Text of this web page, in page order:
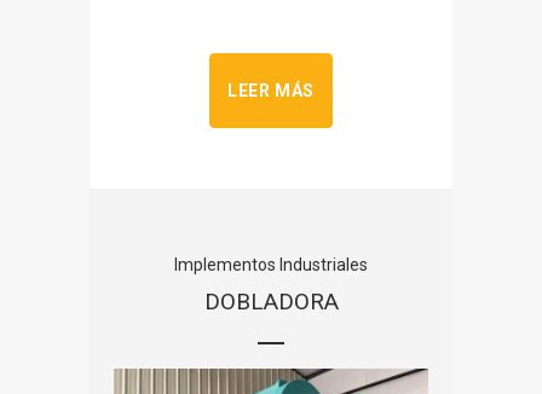
LEER MÁS
Implementos Industriales
DOBLADORA